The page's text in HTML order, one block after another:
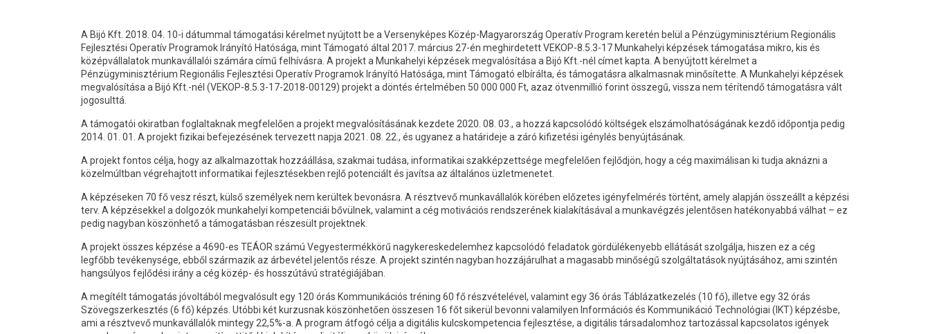
A Bijó Kft. 2018. 04. 10-i dátummal támogatási kérelmet nyújtott be a Versenyképes Közép-Magyarország Operatív Program keretén belül a Pénzügyminisztérium Regionális
Fejlesztési Operatív Programok Irányító Hatósága, mint Támogató által 2017. március 27-én meghirdetett VEKOP-8.5.3-17 Munkahelyi képzések támogatása mikro, kis és
középvállalatok munkavállalói számára című felhívásra. A projekt a Munkahelyi képzések megvalósítása a Bijó Kft.-nél címet kapta. A benyújtott kérelmet a
Pénzügyminisztérium Regionális Fejlesztési Operatív Programok Irányító Hatósága, mint Támogató elbírálta, és támogatásra alkalmasnak minősítette. A Munkahelyi képzések
megvalósítása a Bijó Kft.-nél (VEKOP-8.5.3-17-2018-00129) projekt a döntés értelmében 50 000 000 Ft, azaz ötvenmillió forint összegű, vissza nem térítendő támogatásra vált
jogosulttá.
A támogatói okiratban foglaltaknak megfelelően a projekt megvalósításának kezdete 2020. 08. 03., a hozzá kapcsolódó költségek elszámolhatóságának kezdő időpontja pedig
2014. 01. 01. A projekt fizikai befejezésének tervezett napja 2021. 08. 22., és ugyanez a határideje a záró kifizetési igénylés benyújtásának.
A projekt fontos célja, hogy az alkalmazottak hozzáállása, szakmai tudása, informatikai szakképzettsége megfelelően fejlődjön, hogy a cég maximálisan ki tudja aknázni a
közelmúltban végrehajtott informatikai fejlesztésekben rejlő potenciált és javítsa az általános üzletmenetet.
A képzéseken 70 fő vesz részt, külső személyek nem kerültek bevonásra. A résztvevő munkavállalók körében előzetes igényfelmérés történt, amely alapján összeállt a képzési
terv. A képzésekkel a dolgozók munkahelyi kompetenciái bővülnek, valamint a cég motivációs rendszerének kialakításával a munkavégzés jelentősen hatékonyabbá válhat – ez
pedig nagyban köszönhető a támogatásban részesült projektnek.
A projekt összes képzése a 4690-es TEÁOR számú Vegyestermékkörű nagykereskedelemhez kapcsolódó feladatok gördülékenyebb ellátását szolgálja, hiszen ez a cég
legfőbb tevékenysége, ebből származik az árbevétel jelentős része. A projekt szintén nagyban hozzájárulhat a magasabb minőségű szolgáltatások nyújtásához, ami szintén
hangsúlyos fejlődési irány a cég közép- és hosszútávú stratégiájában.
A megítélt támogatás jóvoltából megvalósult egy 120 órás Kommunikációs tréning 60 fő részvételével, valamint egy 36 órás Táblázatkezelés (10 fő), illetve egy 32 órás
Szövegszerkesztés (6 fő) képzés. Utóbbi két kurzusnak köszönhetően összesen 16 főt sikerül bevonni valamilyen Információs és Kommunikáció Technológiai (IKT) képzésbe,
ami a résztvevő munkavállalók mintegy 22,5%-a. A program átfogó célja a digitális kulcskompetencia fejlesztése, a digitális társadalomhoz tartozással kapcsolatos igények